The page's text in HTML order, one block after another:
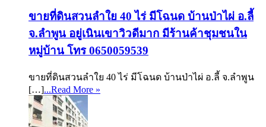
ขายที่ดินสวนลำใย 40 ไร่ มีโฉนด บ้านป่าไผ่ อ.ลี้
จ.ลำพูน อยู่เนินเขาวิวดีมาก มีร้านค้าชุมชนใน
หมู่บ้าน โทร 0650059539
ขายที่ดินสวนลำใย 40 ไร่ มีโฉนด บ้านป่าไผ่ อ.ลี้ จ.ลำพูน
[…]...Read More »